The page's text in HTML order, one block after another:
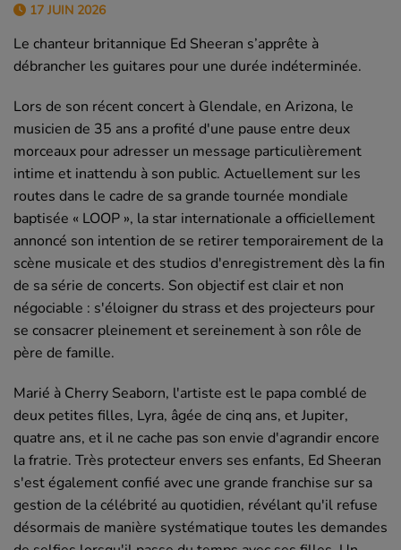
17 JUIN 2026
Le chanteur britannique Ed Sheeran s’apprête à
débrancher les guitares pour une durée indéterminée.
Lors de son récent concert à Glendale, en Arizona, le
musicien de 35 ans a profité d'une pause entre deux
morceaux pour adresser un message particulièrement
intime et inattendu à son public. Actuellement sur les
routes dans le cadre de sa grande tournée mondiale
baptisée « LOOP », la star internationale a officiellement
annoncé son intention de se retirer temporairement de la
scène musicale et des studios d'enregistrement dès la fin
de sa série de concerts. Son objectif est clair et non
négociable : s'éloigner du strass et des projecteurs pour
se consacrer pleinement et sereinement à son rôle de
père de famille.
Marié à Cherry Seaborn, l'artiste est le papa comblé de
deux petites filles, Lyra, âgée de cinq ans, et Jupiter,
quatre ans, et il ne cache pas son envie d'agrandir encore
la fratrie. Très protecteur envers ses enfants, Ed Sheeran
s'est également confié avec une grande franchise sur sa
gestion de la célébrité au quotidien, révélant qu'il refuse
désormais de manière systématique toutes les demandes